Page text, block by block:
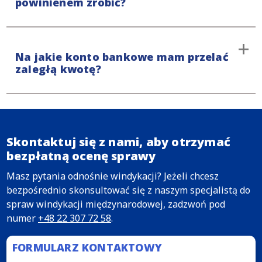
wierzycielską. Przedstawiciel omówi to dalej z
osobę kontaktową. Można to zrobić, wysyłając
wiadomość e-mail z załączonym dowodem płatności.
otrzymasz pisemną odpowiedź od menadżera
Na jakie konto bankowe mam przelać
zaległą kwotę?
Jeśli otrzymałeś wezwanie do zapłaty, musisz
bankowe o numerze NL18ABNA0483703346, o
nazwie „Stichting Derdengelden Bierens Advocaten”.
Skontaktuj się z nami, aby otrzymać
bezpłatną ocenę sprawy
Masz pytania odnośnie windykacji? Jeżeli chcesz
bezpośrednio skonsultować się z naszym specjalistą do
spraw windykacji międzynarodowej, zadzwoń pod
numer +48 22 307 72 58.
FORMULARZ KONTAKTOWY